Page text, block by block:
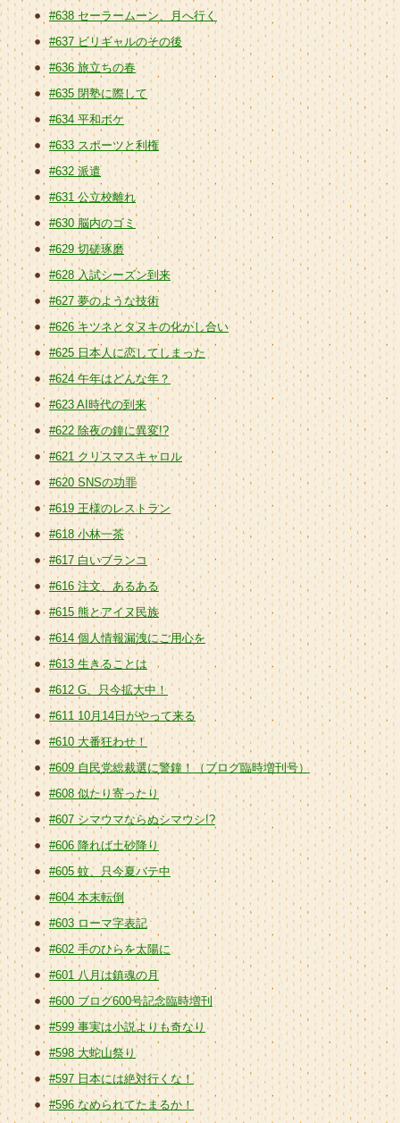
#638 セーラームーン、月へ行く
#637 ビリギャルのその後
#636 旅立ちの春
#635 閉塾に際して
#634 平和ボケ
#633 スポーツと利権
#632 派遣
#631 公立校離れ
#630 脳内のゴミ
#629 切磋琢磨
#628 入試シーズン到来
#627 夢のような技術
#626 キツネとタヌキの化かし合い
#625 日本人に恋してしまった
#624 午年はどんな年？
#623 AI時代の到来
#622 除夜の鐘に異変!?
#621 クリスマスキャロル
#620 SNSの功罪
#619 王様のレストラン
#618 小林一茶
#617 白いブランコ
#616 注文、あるある
#615 熊とアイヌ民族
#614 個人情報漏洩にご用心を
#613 生きることは
#612 G、只今拡大中！
#611 10月14日がやって来る
#610 大番狂わせ！
#609 自民党総裁選に警鐘！（ブログ臨時増刊号）
#608 似たり寄ったり
#607 シマウマならぬシマウシ!?
#606 降れば土砂降り
#605 蚊、只今夏バテ中
#604 本末転倒
#603 ローマ字表記
#602 手のひらを太陽に
#601 八月は鎮魂の月
#600 ブログ600号記念臨時増刊
#599 事実は小説よりも奇なり
#598 大蛇山祭り
#597 日本には絶対行くな！
#596 なめられてたまるか！